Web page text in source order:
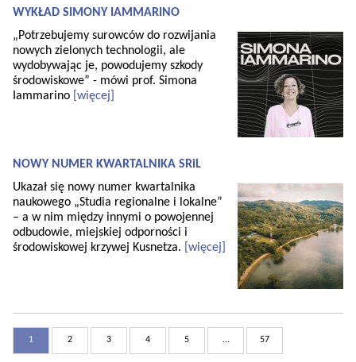
WYKŁAD SIMONY IAMMARINO
„Potrzebujemy surowców do rozwijania
nowych zielonych technologii, ale
wydobywając je, powodujemy szkody
środowiskowe” - mówi prof. Simona
Iammarino [więcej]
NOWY NUMER KWARTALNIKA SRiL
Ukazał się nowy numer kwartalnika
naukowego „Studia regionalne i lokalne”
– a w nim między innymi o powojennej
odbudowie, miejskiej odporności i
środowiskowej krzywej Kusnetza.
[więcej]
1 2 3 4 5 ... 57